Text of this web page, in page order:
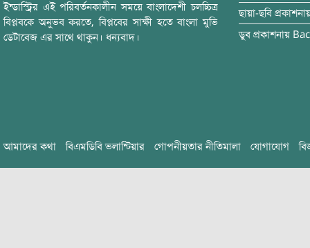
ইন্ডাস্ট্রির এই পরিবর্তনকালীন সময়ে বাংলাদেশী চলচ্চিত্র
বিপ্লবকে অনুভব করতে, বিপ্লবের সাক্ষী হতে বাংলা মুভি
ডেটাবেজ এর সাথে থাকুন। ধন্যবাদ।
ছায়া-ছবি
ডুব প্রকাশনায়
আমাদের কথা বিএমডিবি ভলান্টিয়ার গোপনীয়তার নীতিমালা যোগাযোগ